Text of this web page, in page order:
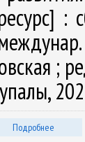
:
;
Подробнее